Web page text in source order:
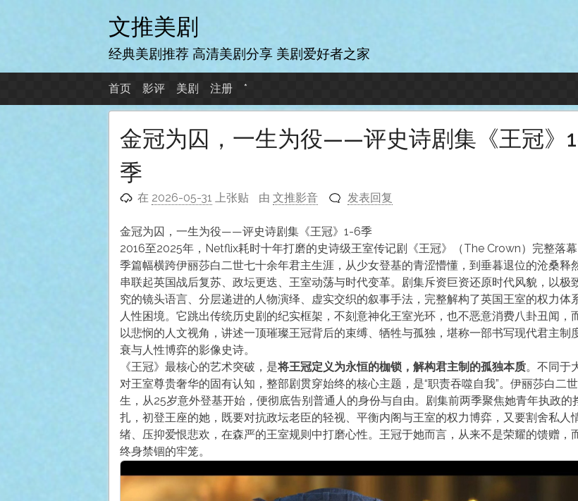
跳
至
内
文推美剧
经典美剧推荐 高清美剧分享 美剧爱好者之家
首页 影评 美剧 注册 *
金冠为囚，一生为役——评史诗剧集《王冠》
季
在 2026-05-31 上张贴 由文推影音 发表回复
金冠为囚，一生为役——评史诗剧集《王冠》1-6季
2016至2025年，Netflix耗时十年打磨的史诗级王室传记剧《王冠》（The Crown）完整落
季篇幅横跨伊丽莎白二世七十余年君主生涯，从少女登基的青涩懵懂，到垂暮退位的沧桑释
串联起英国战后复苏、政坛更迭、王室动荡与时代变革。剧集斥资巨资还原时代风貌，以极
究的镜头语言、分层递进的人物演绎、虚实交织的叙事手法，完整解构了英国王室的权力体
人性困境。它跳出传统历史剧的纪实框架，不刻意神化王室光环，也不恶意消费八卦丑闻，
以悲悯的人文视角，讲述一顶璀璨王冠背后的束缚、牺牲与孤独，堪称一部书写现代君主制
衰与人性博弈的影像史诗。
《王冠》最核心的艺术突破，是将王冠定义为永恒的枷锁，解构君主制的孤独本质。不同于
对王室尊贵奢华的固有认知，整部剧贯穿始终的核心主题，是“职责吞噬自我”。伊丽莎白二
生，从25岁意外登基开始，便彻底告别普通人的身份与自由。剧集前两季聚焦她青年执政的
扎，初登王座的她，既要对抗政坛老臣的轻视、平衡内阁与王室的权力博弈，又要割舍私人
绪、压抑爱恨悲欢，在森严的王室规则中打磨心性。王冠于她而言，从来不是荣耀的馈赠，
终身禁锢的牢笼。